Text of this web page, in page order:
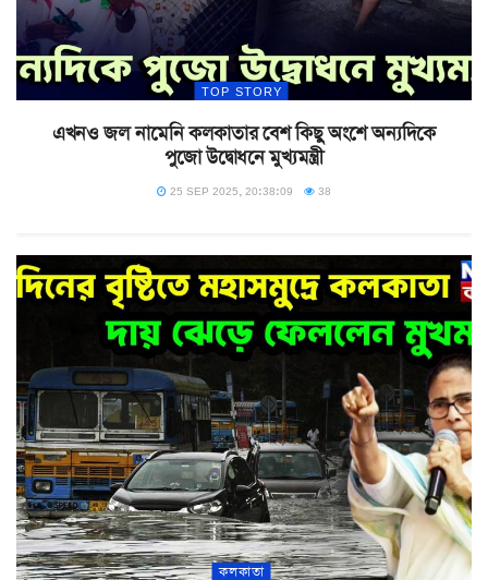
TOP STORY
এখনও জল নামেনি কলকাতার বেশ কিছু অংশে অন্যদিকে
পুজো উদ্বোধনে মুখ্যমন্ত্রী
25 SEP 2025, 20:38:09 38
কলকাতা